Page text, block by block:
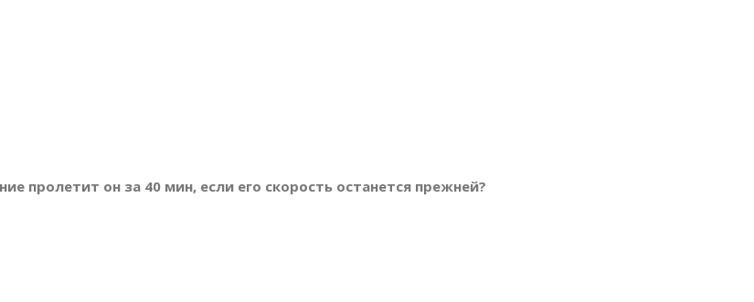
пролетит он за 40 мин, если его скорость останется прежней?